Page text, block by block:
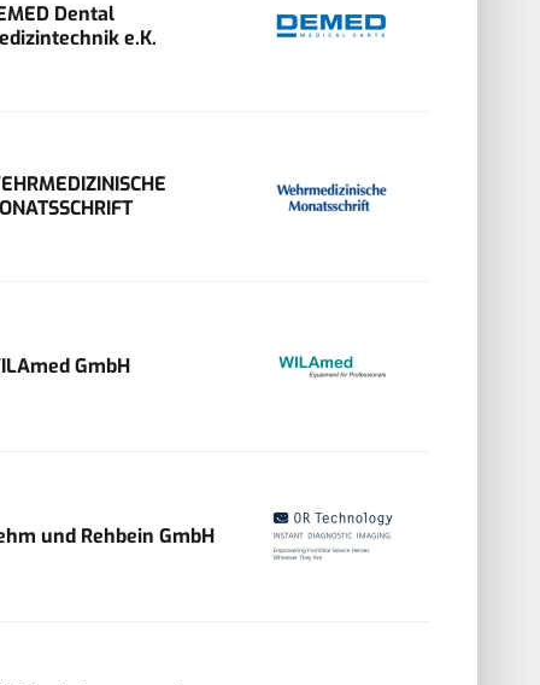
Dental
e.K.
GmbH
und Rehbein GmbH